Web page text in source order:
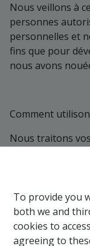
To provide you
both we and
cookies to
agreeing to
Nous veillons à
personnes
personnelles et
fins que pour
nous avons
Comment
Nous traitons
Au
Au
rendez-